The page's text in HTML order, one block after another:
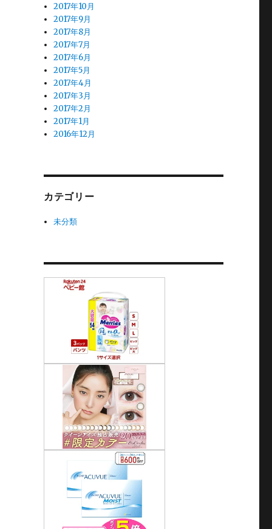
2017年10月
2017年9月
2017年8月
2017年7月
2017年6月
2017年5月
2017年4月
2017年3月
2017年2月
2017年1月
2016年12月
カテゴリー
未分類